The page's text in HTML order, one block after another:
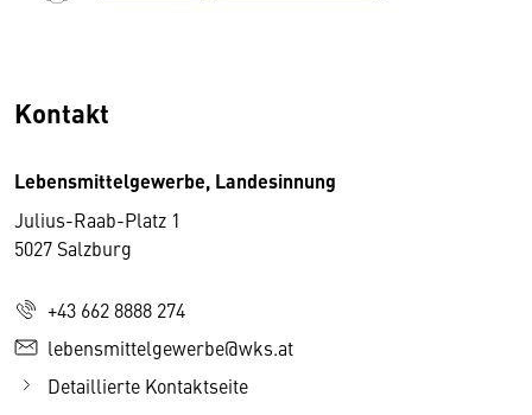
Kontakt
Lebensmittelgewerbe, Landesinnung
Julius-Raab-Platz 1
5027 Salzburg
+43 662 8888 274
lebensmittelgewerbe@wks.at
Detaillierte Kontaktseite